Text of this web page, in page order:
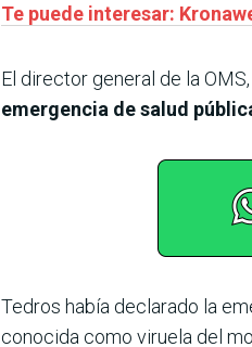
Te puede interesar:
El director general de la
emergencia de salud
Tedros había declarado la
conocida como viruela del